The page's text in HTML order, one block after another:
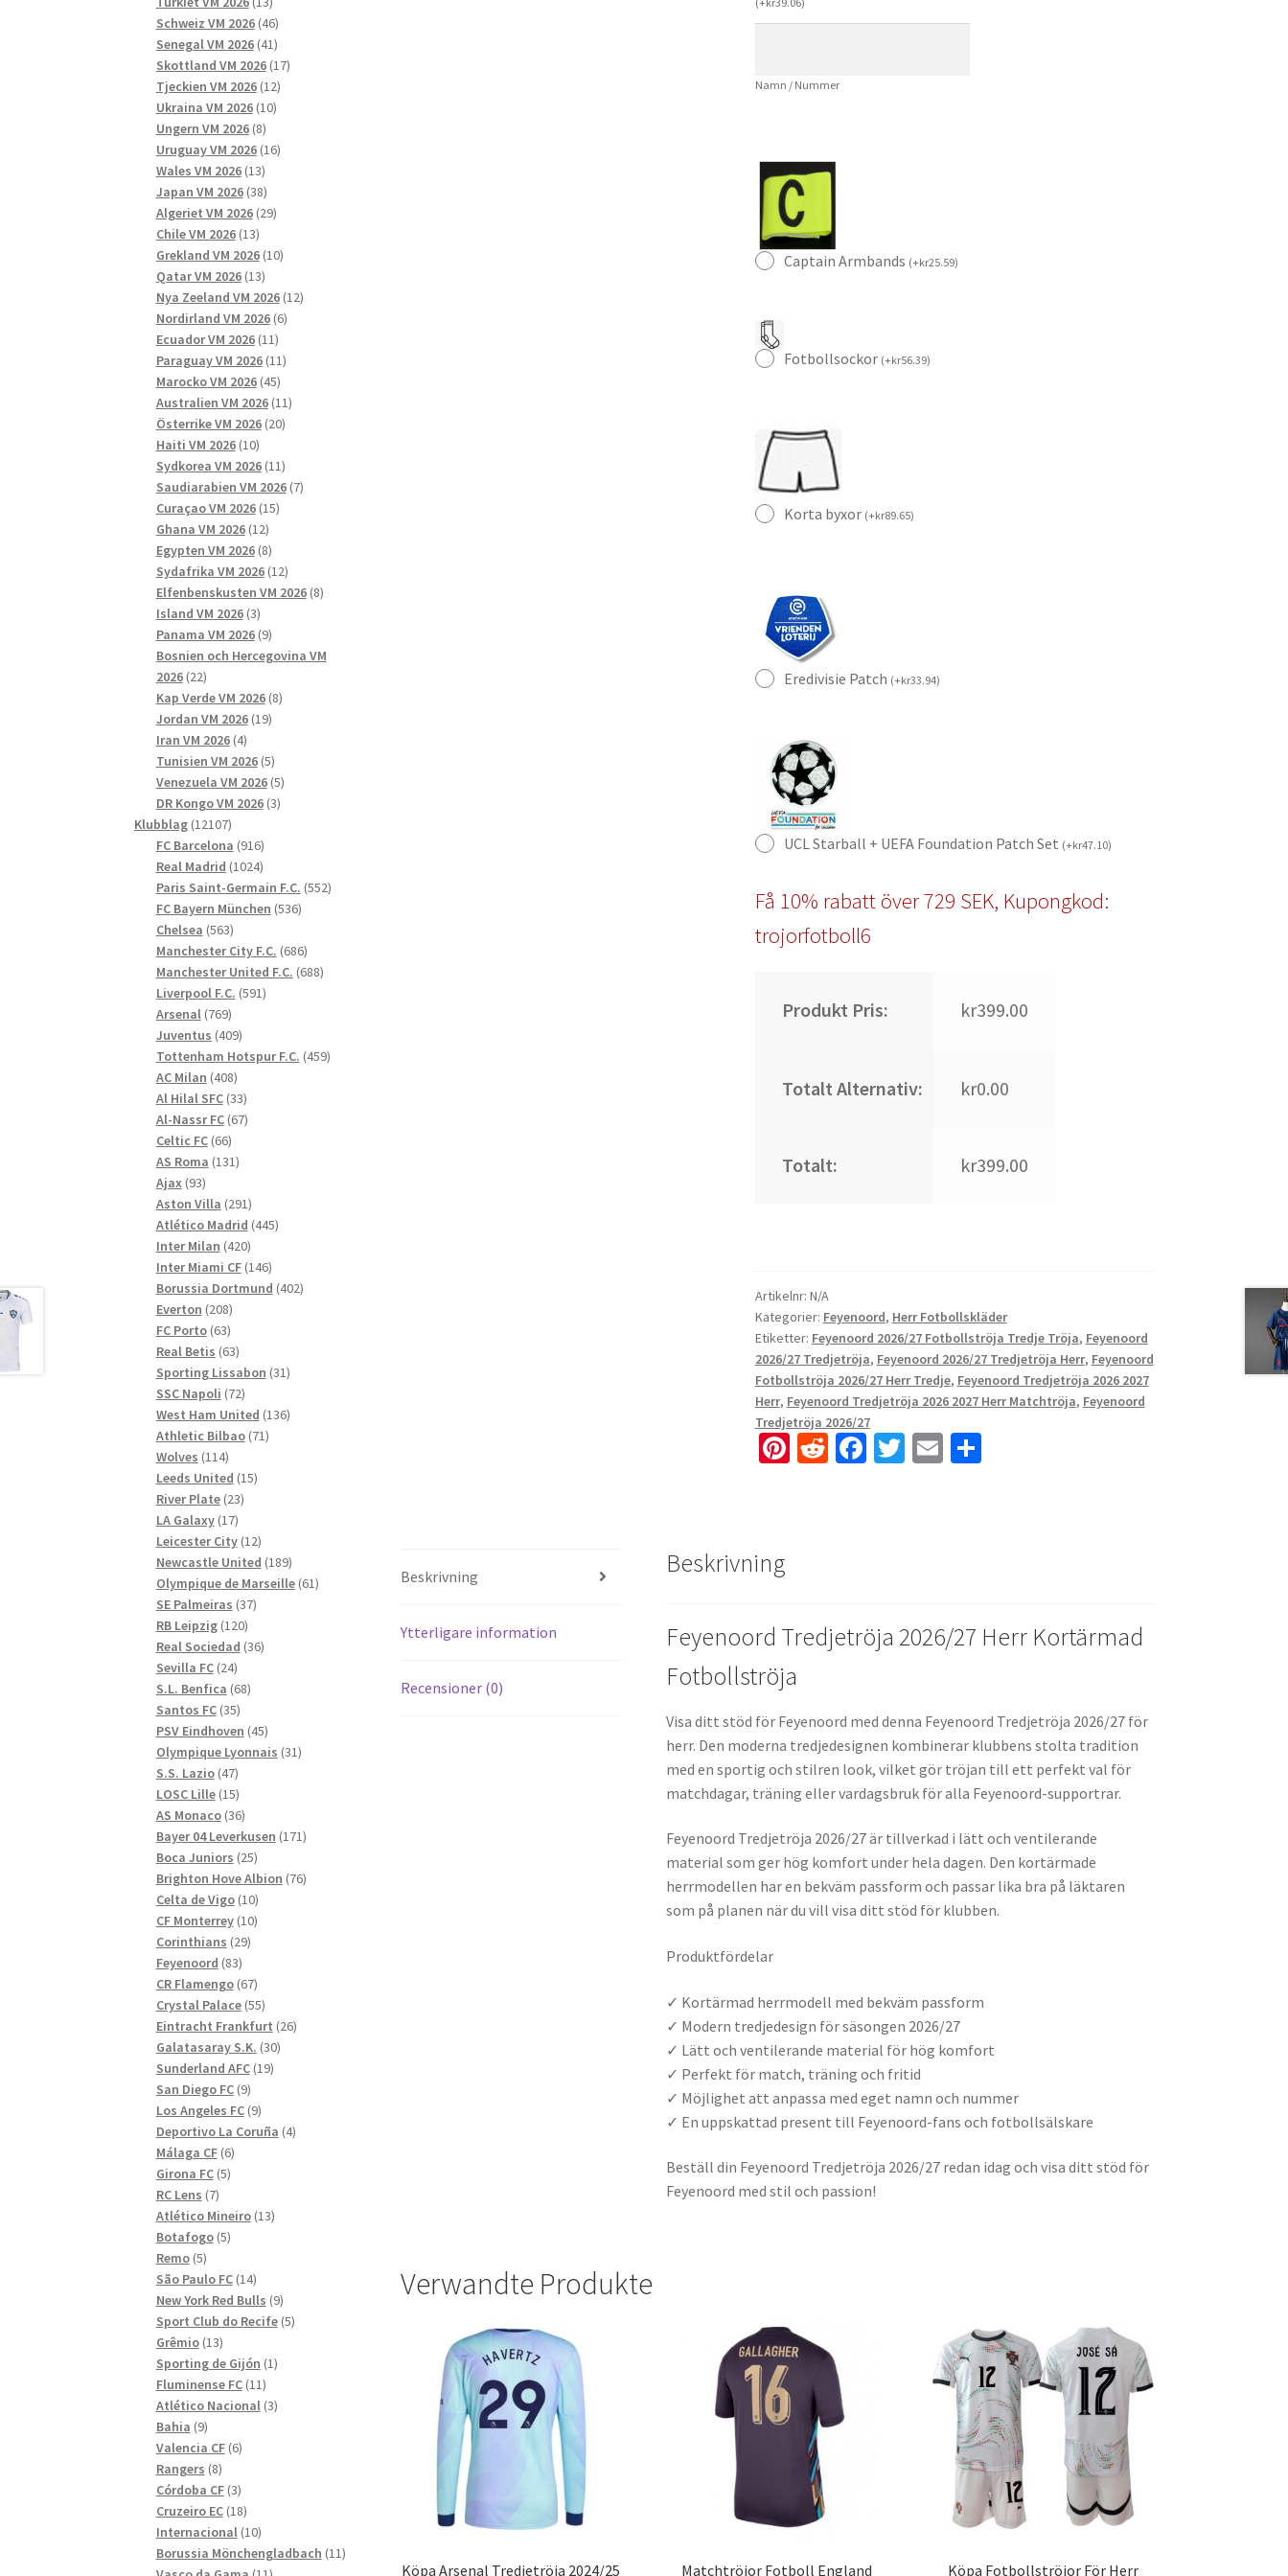
Fotbollströja
Namn / Nummer
Captain Armbands (+kr25.59)
Fotbollsockor (+kr56.39)
Korta byxor (+kr89.65)
Eredivisie Patch (+kr33.94)
UCL Starball + UEFA Foundation Patch Set (+kr47.10)
Få 10% rabatt över 729 SEK, Kupongkod:
trojorfotboll6
Produkt Pris: kr399.00
Totalt Alternativ: kr0.00
Totalt: kr399.00
Artikelnr: N/A
Kategorier: Feyenoord, Herr Fotbollskläder
Etiketter: Feyenoord 2026/27 Fotbollströja Tredje Tröja, Feyenoord
2026/27 Tredjetröja, Feyenoord 2026/27 Tredjetröja Herr, Feyenoord
Fotbollströja 2026/27 Herr Tredje, Feyenoord Tredjetröja 2026 2027
Herr, Feyenoord Tredjetröja 2026 2027 Herr Matchtröja, Feyenoord
Tredjetröja 2026/27
Pi R Fa T E D
Beskrivning
Ytterligare information
Recensioner (0)
Beskrivning
Feyenoord Tredjetröja 2026/27 Herr Kortärmad
Fotbollströja
Visa ditt stöd för Feyenoord med denna Feyenoord Tredjetröja 2026/27 för
herr. Den moderna tredjedesignen kombinerar klubbens stolta tradition
med en sportig och stilren look, vilket gör tröjan till ett perfekt val för
matchdagar, träning eller vardagsbruk för alla Feyenoord-supportrar.
Feyenoord Tredjetröja 2026/27 är tillverkad i lätt och ventilerande
material som ger hög komfort under hela dagen. Den kortärmade
herrmodellen har en bekväm passform och passar lika bra på läktaren
som på planen när du vill visa ditt stöd för klubben.
Produktfördelar
✓ Kortärmad herrmodell med bekväm passform
✓ Modern tredjedesign för säsongen 2026/27
✓ Lätt och ventilerande material för hög komfort
✓ Perfekt för match, träning och fritid
✓ Möjlighet att anpassa med eget namn och nummer
✓ En uppskattad present till Feyenoord-fans och fotbollsälskare
Beställ din Feyenoord Tredjetröja 2026/27 redan idag och visa ditt stöd för
Feyenoord med stil och passion!
Verwandte Produkte
Köpa Arsenal Tredjetröja 2024/25 Matchtröjor Fotboll England Köpa Fotbollströjor För Herr
produkter
Schweiz VM 2026 4646
produkter
Senegal VM 2026 4141
produkter
Skottland VM 2026 1717
Tjeckien VM 2026 1212
produkter
Ukraina VM 2026 1010
Ungern VM 2026 88
produkter
Uruguay VM 2026 1616
Wales VM 2026 1313
produkter
Japan VM 2026 3838
produkter
Algeriet VM 2026 2929
Chile VM 2026 1313
produkter
Grekland VM 2026 1010
Qatar VM 2026 1313
produkter
Nya Zeeland VM 2026 1212
Nordirland VM 2026 66
Ecuador VM 2026 1111
produkter
Paraguay VM 2026 1111
Marocko VM 2026 4545
produkter
Australien VM 2026 1111
Österrike VM 2026 2020
Haiti VM 2026 1010
produkter
Sydkorea VM 2026 1111
produkter
Saudiarabien VM 2026 77
Curaçao VM 2026 1515
Ghana VM 2026 1212
produkter
Egypten VM 2026 88
produkter
Sydafrika VM 2026 1212
produkter
Elfenbenskusten VM 2026 88
Island VM 2026 33
produkter
Panama VM 2026 99
produkter
Bosnien och Hercegovina VM
2026 2222
produkter
Kap Verde VM 2026 88
Jordan VM 2026 1919
Iran VM 2026 44
produkter
Tunisien VM 2026 55
produkter
Venezuela VM 2026 55
produkter
DR Kongo VM 2026 33
Klubblag 1210712107
produkter
FC Barcelona 916916
produkter
Real Madrid 10241024
produkter
Paris Saint-Germain F.C. 552552
FC Bayern München 536536
Chelsea 563563
produkter
Manchester City F.C. 686686
produkter
Manchester United F.C. 688688
Liverpool F.C. 591591
Arsenal 769769
produkter
Juventus 409409
produkter
Tottenham Hotspur F.C. 459459
AC Milan 408408
produkter
Al Hilal SFC 3333
produkter
Al-Nassr FC 6767
Celtic FC 6666
produkter
AS Roma 131131
Ajax 9393
produkter
Aston Villa 291291
produkter
Atlético Madrid 445445
Inter Milan 420420
produkter
Inter Miami CF 146146
produkter
Borussia Dortmund 402402
Everton 208208
produkter
FC Porto 6363
produkter
Real Betis 6363
produkter
Sporting Lissabon 3131
SSC Napoli 7272
produkter
West Ham United 136136
Athletic Bilbao 7171
Wolves 114114
produkter
Leeds United 1515
River Plate 2323
LA Galaxy 1717
produkter
Leicester City 1212
produkter
Newcastle United 189189
produkter
Olympique de Marseille 6161
SE Palmeiras 3737
RB Leipzig 120120
produkter
Real Sociedad 3636
Sevilla FC 2424
produkter
S.L. Benfica 6868
Santos FC 3535
produkter
PSV Eindhoven 4545
produkter
Olympique Lyonnais 3131
S.S. Lazio 4747
produkter
LOSC Lille 1515
produkter
AS Monaco 3636
produkter
Bayer 04 Leverkusen 171171
Boca Juniors 2525
produkter
Brighton Hove Albion 7676
Celta de Vigo 1010
produkter
CF Monterrey 1010
Corinthians 2929
Feyenoord 8383
produkter
CR Flamengo 6767
produkter
Crystal Palace 5555
produkter
Eintracht Frankfurt 2626
Galatasaray S.K. 3030
Sunderland AFC 1919
San Diego FC 99
produkter
Los Angeles FC 99
produkter
Deportivo La Coruña 44
Málaga CF 66
produkter
Girona FC 55
RC Lens 77
produkter
Atlético Mineiro 1313
Botafogo 55
Remo 55
produkter
São Paulo FC 1414
produkter
New York Red Bulls 99
produkter
Sport Club do Recife 55
Grêmio 1313
produkter
Sporting de Gijón 11
Fluminense FC 1111
produkter
Atlético Nacional 33
Bahia 99
produkter
Valencia CF 66
Rangers 88
produkter
Córdoba CF 33
produkter
Cruzeiro EC 1818
produkter
Internacional 1010
produkter
Borussia Mönchengladbach 1111